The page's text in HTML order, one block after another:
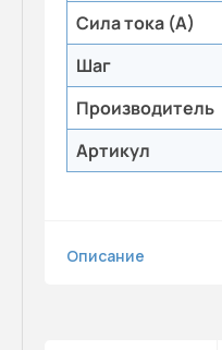
Сила тока (А)
Шаг
Производитель
Артикул
Описание